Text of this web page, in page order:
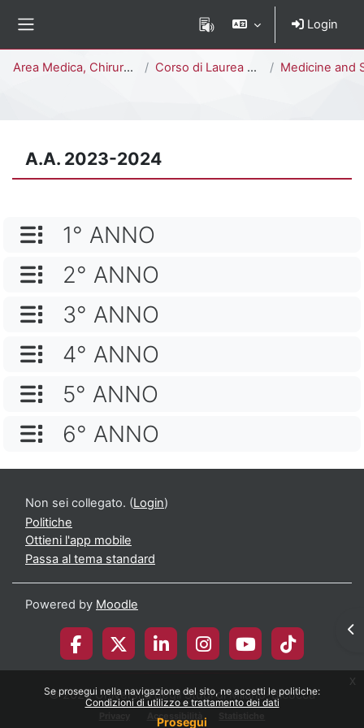
Se prosegui nella navigazione del sito, ne accetti le politiche:
Condizioni di utilizzo e trattamento dei dati
Prosegui
x
Login
Area Medica, Chirurgica e dei Servizi Clinici Corso di Laurea Magistrale a Ciclo Unico (6 anni) Medicine and Surgery [H4104D -
A.A. 2023-2024
NOME CATEGORIA
1° ANNO
NOME CATEGORIA
2° ANNO
NOME CATEGORIA
3° ANNO
NOME CATEGORIA
4° ANNO
NOME CATEGORIA
5° ANNO
NOME CATEGORIA
6° ANNO
Non sei collegato. (Login)
Politiche
Ottieni l'app mobile
Passa al tema standard
Powered by Moodle
© 2026 Università degli Studi di Milano-Bicocca
Accessibilità